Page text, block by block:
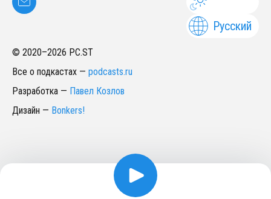
Русский
© 2020–2026 PC.ST
Все о подкастах — podcasts.ru
Разработка — Павел Козлов
Дизайн — Bonkers!